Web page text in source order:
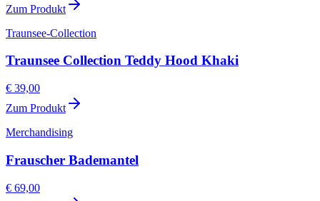
Zum Produkt
Traunsee-Collection
Traunsee Collection Teddy Hood Khaki
€ 39,00
Zum Produkt
Merchandising
Frauscher Bademantel
€ 69,00